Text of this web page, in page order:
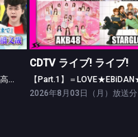
レッドカーペットinLAに密着★松山ケンイチ・高橋文哉ツッパリ勝負！
レッドカーペットinLAに密着★松山ケンイチ・高橋文哉ツッパリ勝負！
CDTV ライブ! ライブ!
2026年8月03日（月）放送分